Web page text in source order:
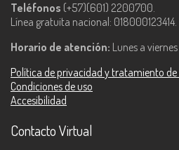
Teléfonos (+57)(601) 2200700.
Línea gratuita nacional: 018000123414.
Horario de atención: Lunes a
Política de privacidad y tratamiento
Condiciones de uso
Accesibilidad
Contacto Virtual